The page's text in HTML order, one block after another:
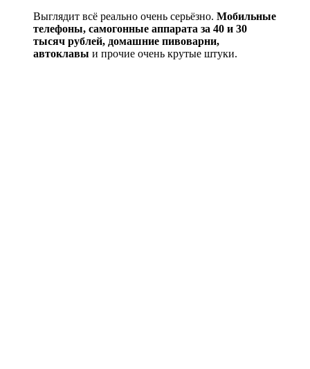
Выглядит всё реально очень серьёзно. Мобильные
телефоны, самогонные аппарата за 40 и 30
тысяч рублей, домашние пивоварни,
автоклавы и прочие очень крутые штуки.